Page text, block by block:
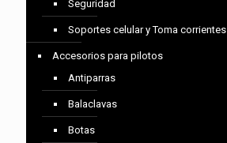
Seguridad
Soportes celular y Toma corrientes
Accesorios para pilotos
Antiparras
Balaclavas
Botas